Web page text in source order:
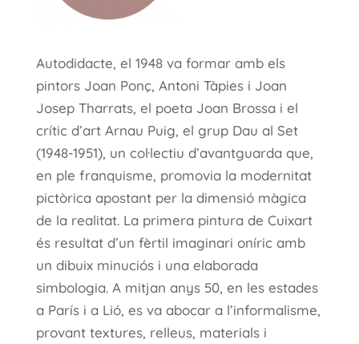
Autodidacte, el 1948 va formar amb els
pintors Joan Ponç, Antoni Tàpies i Joan
Josep Tharrats, el poeta Joan Brossa i el
crític d’art Arnau Puig, el grup Dau al Set
(1948-1951), un col·lectiu d’avantguarda que,
en ple franquisme, promovia la modernitat
pictòrica apostant per la dimensió màgica
de la realitat. La primera pintura de Cuixart
és resultat d’un fèrtil imaginari oníric amb
un dibuix minuciós i una elaborada
simbologia. A mitjan anys 50, en les estades
a París i a Lió, es va abocar a l’informalisme,
provant textures, relleus, materials i